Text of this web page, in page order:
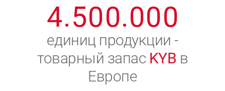
4
5
6
.5
6
7
00.000
единиц продукции -
товарный запас KYB в
Европе